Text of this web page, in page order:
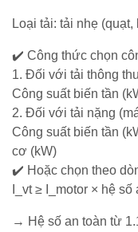
lượng
Trời
Loại tải: tải nhẹ
✔️ Công thức chọn
1. Đối với tải thông
Công suất biến tần
2. Đối với tải nặng
Công suất biến tần
cơ (kW)
✔️ Hoặc chọn theo
I_vt ≥ I_motor × hệ số
→ Hệ số an toàn từ